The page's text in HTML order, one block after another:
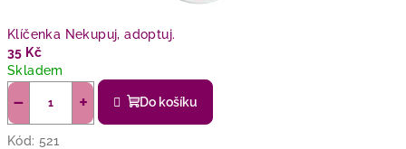
Klíčenka Nekupuj, adoptuj.
35 Kč
Skladem
+
− Do košíku
Kód: 521